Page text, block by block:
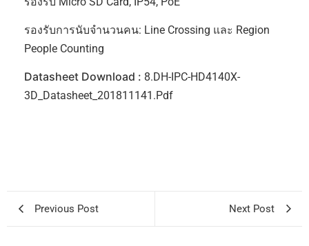
รองรับการนับจำนวนคน: Line Crossing และ Region
People Counting
Datasheet Download : 8.DH-IPC-HD4140X-
3D_Datasheet_201811141.pdf
Previous Post Next Post